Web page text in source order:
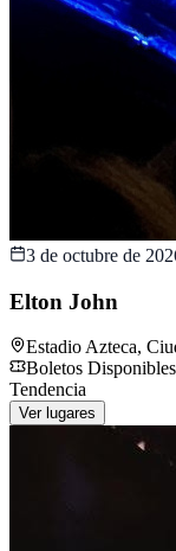
3 de octubre de
Elton John
Estadio Azteca,
Boletos Disponibles
Tendencia
Ver lugares